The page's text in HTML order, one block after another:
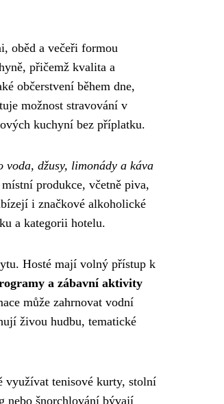
oběd a večeři formou
přičemž kvalita a
občerstvení během dne,
možnost stravování v
kuchyní bez příplatku.
voda, džusy, limonády a káva
produkce, včetně piva,
i značkové alkoholické
a kategorii hotelu.
Hosté mají volný přístup k
a zábavní aktivity
může zahrnovat vodní
živou hudbu, tematické
využívat tenisové kurty, stolní
nebo šnorchlování bývají